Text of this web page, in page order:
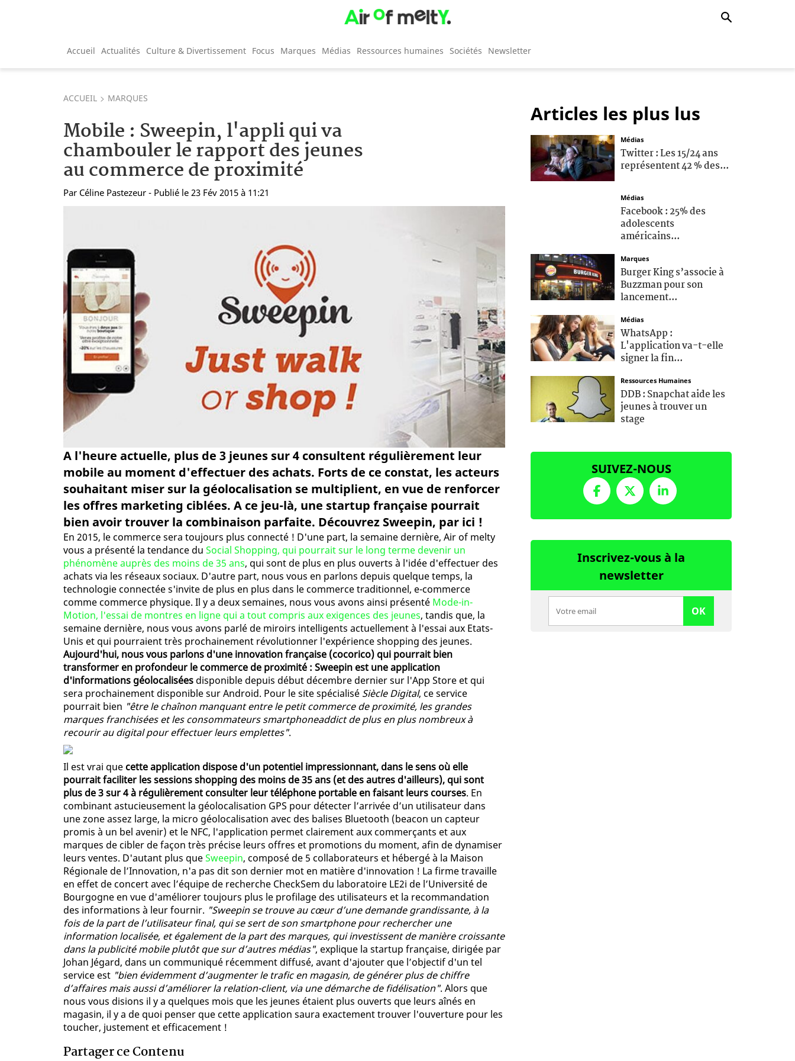
Accueil Actualités Culture & Divertissement Focus Marques Médias Ressources humaines Sociétés Newsletter
ACCUEIL MARQUES
Mobile : Sweepin, l'appli qui va
chambouler le rapport des jeunes
au commerce de proximité
Par Céline Pastezeur - Publié le 23 Fév 2015 à 11:21
A l'heure actuelle, plus de 3 jeunes sur 4 consultent régulièrement leur
mobile au moment d'effectuer des achats. Forts de ce constat, les acteurs
souhaitant miser sur la géolocalisation se multiplient, en vue de renforcer
les offres marketing ciblées. A ce jeu-là, une startup française pourrait
bien avoir trouver la combinaison parfaite. Découvrez Sweepin, par ici !
En 2015, le commerce sera toujours plus connecté ! D'une part, la semaine dernière, Air of melty
vous a présenté la tendance du Social Shopping, qui pourrait sur le long terme devenir un
phénomène auprès des moins de 35 ans, qui sont de plus en plus ouverts à l'idée d'effectuer des
achats via les réseaux sociaux. D'autre part, nous vous en parlons depuis quelque temps, la
technologie connectée s'invite de plus en plus dans le commerce traditionnel, e-commerce
comme commerce physique. Il y a deux semaines, nous vous avons ainsi présenté Mode-in-
Motion, l'essai de montres en ligne qui a tout compris aux exigences des jeunes, tandis que, la
semaine dernière, nous vous avons parlé de miroirs intelligents actuellement à l'essai aux Etats-
Unis et qui pourraient très prochainement révolutionner l'expérience shopping des jeunes.
Aujourd'hui, nous vous parlons d'une innovation française (cocorico) qui pourrait bien
transformer en profondeur le commerce de proximité : Sweepin est une application
d'informations géolocalisées disponible depuis début décembre dernier sur l'App Store et qui
sera prochainement disponible sur Android. Pour le site spécialisé Siècle Digital, ce service
pourrait bien "être le chaînon manquant entre le petit commerce de proximité, les grandes
marques franchisées et les consommateurs smartphoneaddict de plus en plus nombreux à
recourir au digital pour effectuer leurs emplettes".
Il est vrai que cette application dispose d'un potentiel impressionnant, dans le sens où elle
pourrait faciliter les sessions shopping des moins de 35 ans (et des autres d'ailleurs), qui sont
plus de 3 sur 4 à régulièrement consulter leur téléphone portable en faisant leurs courses. En
combinant astucieusement la géolocalisation GPS pour détecter l’arrivée d’un utilisateur dans
une zone assez large, la micro géolocalisation avec des balises Bluetooth (beacon un capteur
promis à un bel avenir) et le NFC, l'application permet clairement aux commerçants et aux
marques de cibler de façon très précise leurs offres et promotions du moment, afin de dynamiser
leurs ventes. D'autant plus queSweepin, composé de 5 collaborateurs et hébergé à la Maison
Régionale de l’Innovation, n'a pas dit son dernier mot en matière d'innovation ! La firme travaille
en effet de concert avec l’équipe de recherche CheckSem du laboratoire LE2i de l’Université de
Bourgogne en vue d'améliorer toujours plus le profilage des utilisateurs et la recommandation
des informations à leur fournir. "Sweepin se trouve au cœur d’une demande grandissante, à la
fois de la part de l’utilisateur final, qui se sert de son smartphone pour rechercher une
information localisée, et également de la part des marques, qui investissent de manière croissante
dans la publicité mobile plutôt que sur d’autres médias", explique la startup française, dirigée par
Johan Jégard, dans un communiqué récemment diffusé, avant d'ajouter que l’objectif d'un tel
service est "bien évidemment d’augmenter le trafic en magasin, de générer plus de chiffre
d’affaires mais aussi d’améliorer la relation-client, via une démarche de fidélisation". Alors que
nous vous disions il y a quelques mois que les jeunes étaient plus ouverts que leurs aînés en
magasin, il y a de quoi penser que cette application saura exactement trouver l'ouverture pour les
toucher, justement et efficacement !
Partager ce Contenu
Articles les plus lus
Médias
Twitter : Les 15/24 ans
représentent 42 % des...
Médias
Facebook : 25% des
adolescents
américains...
Marques
Burger King s’associe à
Buzzman pour son
lancement...
Médias
WhatsApp :
L'application va-t-elle
signer la fin...
Ressources Humaines
DDB : Snapchat aide les
jeunes à trouver un
stage
SUIVEZ-NOUS
Inscrivez-vous à la
newsletter
OK